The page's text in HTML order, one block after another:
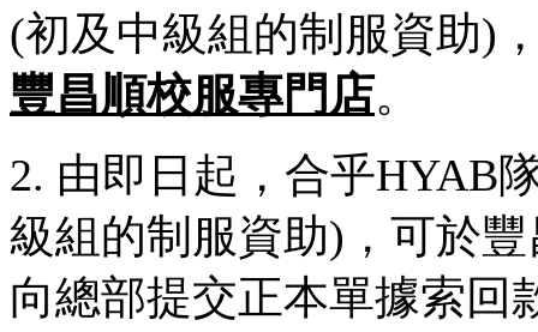
(初及中級組的制服資助)
豐昌順校服專門店。
2. 由即日起，合乎HYAB
級組的制服資助)，可於
向總部提交正本單據索回